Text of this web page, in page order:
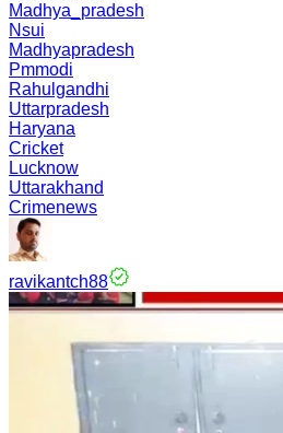
Madhya_pradesh
Nsui
Madhyapradesh
Pmmodi
Rahulgandhi
Uttarpradesh
Haryana
Cricket
Lucknow
Uttarakhand
Crimenews
ravikantch88